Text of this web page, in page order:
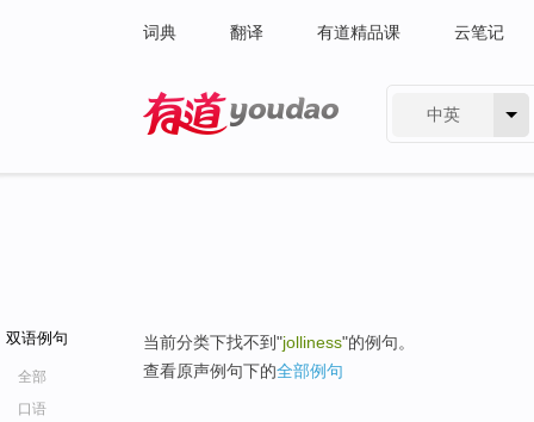
词典 翻译 有道精品课 云笔记
中英
双语例句
全部
口语
当前分类下找不到"jolliness"的例句。
查看原声例句下的全部例句